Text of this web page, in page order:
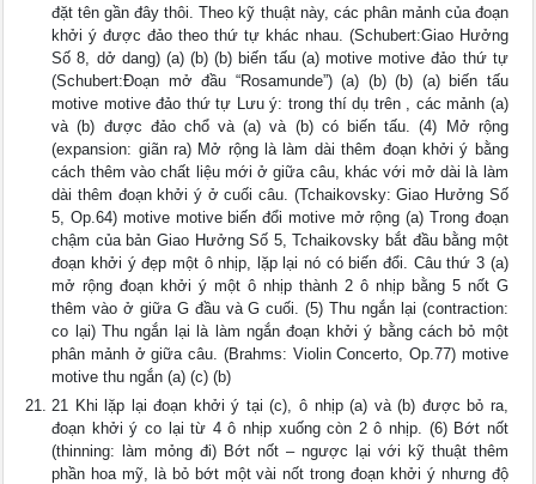
đặt tên gần đây thôi. Theo kỹ thuật này, các phân mảnh của đoạn
khởi ý được đảo theo thứ tự khác nhau. (Schubert:Giao Hưởng
Số 8, dở dang) (a) (b) (b) biến tấu (a) motive motive đảo thứ tự
(Schubert:Đoạn mở đầu “Rosamunde”) (a) (b) (b) (a) biến tấu
motive motive đảo thứ tự Lưu ý: trong thí dụ trên , các mảnh (a)
và (b) được đảo chổ và (a) và (b) có biến tấu. (4) Mở rộng
(expansion: giãn ra) Mở rộng là làm dài thêm đoạn khởi ý bằng
cách thêm vào chất liệu mới ở giữa câu, khác với mở dài là làm
dài thêm đoạn khởi ý ở cuối câu. (Tchaikovsky: Giao Hưởng Số
5, Op.64) motive motive biến đổi motive mở rộng (a) Trong đoạn
chậm của bản Giao Hưởng Số 5, Tchaikovsky bắt đầu bằng một
đoạn khởi ý đẹp một ô nhịp, lặp lại nó có biến đổi. Câu thứ 3 (a)
mở rộng đoạn khởi ý một ô nhịp thành 2 ô nhịp bằng 5 nốt G
thêm vào ở giữa G đầu và G cuối. (5) Thu ngắn lại (contraction:
co lại) Thu ngắn lại là làm ngắn đoạn khởi ý bằng cách bỏ một
phân mảnh ở giữa câu. (Brahms: Violin Concerto, Op.77) motive
motive thu ngắn (a) (c) (b)
21 Khi lặp lại đoạn khởi ý tại (c), ô nhịp (a) và (b) được bỏ ra,
đoạn khởi ý co lại từ 4 ô nhịp xuống còn 2 ô nhịp. (6) Bớt nốt
(thinning: làm mỏng đi) Bớt nốt – ngược lại với kỹ thuật thêm
phần hoa mỹ, là bỏ bớt một vài nốt trong đoạn khởi ý nhưng độ